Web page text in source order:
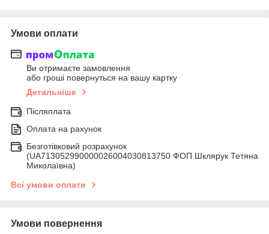
Умови оплати
Ви отримаєте замовлення
або гроші повернуться на вашу картку
Детальніше
Післяплата
Оплата на рахунок
Безготівковий розрахунок
(UA713052990000026004030813750 ФОП Шклярук Тетяна
Миколаївна)
Всі умови оплати
Умови повернення